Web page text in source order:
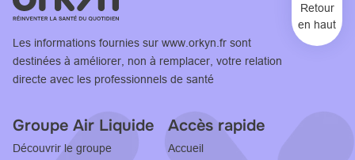
Les informations fournies sur www.orkyn.fr sont
destinées à améliorer, non à remplacer, votre relation
directe avec les professionnels de santé
Groupe Air Liquide
Découvrir le groupe
Accès rapide
Accueil
Retour
en haut